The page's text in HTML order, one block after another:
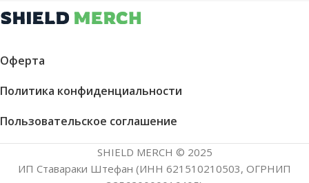
Оферта
Политика конфиденциальности
Пользовательское соглашение
SHIELD MERCH © 2025
ИП Ставараки Штефан (ИНН 621510210503, ОГРНИП